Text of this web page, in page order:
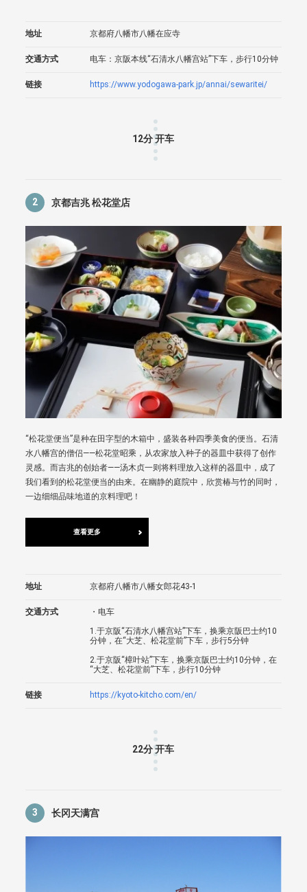
地址 京都府八幡市八幡在应寺
交通方式 电车：京阪本线“石清水八幡宫站”下车，步行10分钟
链接 https://www.yodogawa-park.jp/annai/sewaritei/
12分 开车
2 京都吉兆 松花堂店
“松花堂便当”是种在田字型的木箱中，盛装各种四季美食的便当。石清
水八幡宫的僧侣——松花堂昭乘，从农家放入种子的器皿中获得了创作
灵感。而吉兆的创始者——汤木贞一则将料理放入这样的器皿中，成了
我们看到的松花堂便当的由来。在幽静的庭院中，欣赏椿与竹的同时，
一边细细品味地道的京料理吧！
查看更多
地址 京都府八幡市八幡女郎花43-1
交通方式
・电车
1.于京阪“石清水八幡宫站”下车，换乘京阪巴士约10
分钟，在“大芝、松花堂前”下车，步行5分钟
2.于京阪“樟叶站”下车，换乘京阪巴士约10分钟，在
“大芝、松花堂前”下车，步行10分钟
链接 https://kyoto-kitcho.com/en/
22分 开车
3 长冈天满宫